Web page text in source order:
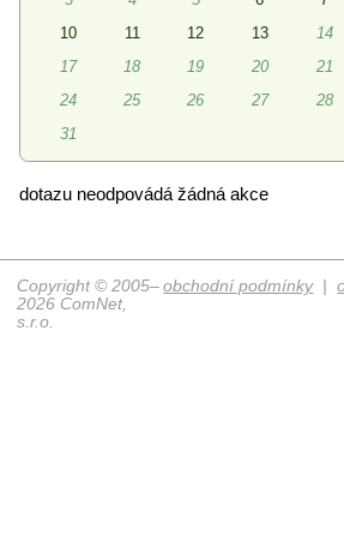
10
11 12 13 14
17
18 19 20 21
24
25 26 27 28
31
dotazu neodpovádá žádná akce
obchodní podmínky|
Copyright © 2005–
2026 ComNet,
s.r.o.